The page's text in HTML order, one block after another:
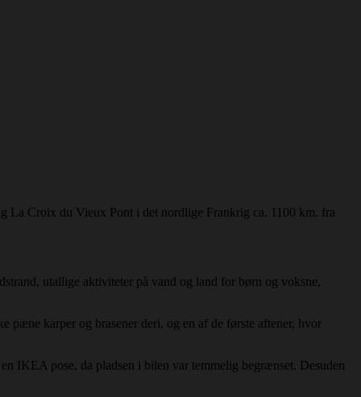
La Croix du Vieux Pont i det nordlige Frankrig ca. 1100 km. fra
utallige aktiviteter på vand og land for børn og voksne,
pæne karper og brasener deri, og en af de første aftener, hvor
IKEA pose, da pladsen i bilen var temmelig begrænset. Desuden